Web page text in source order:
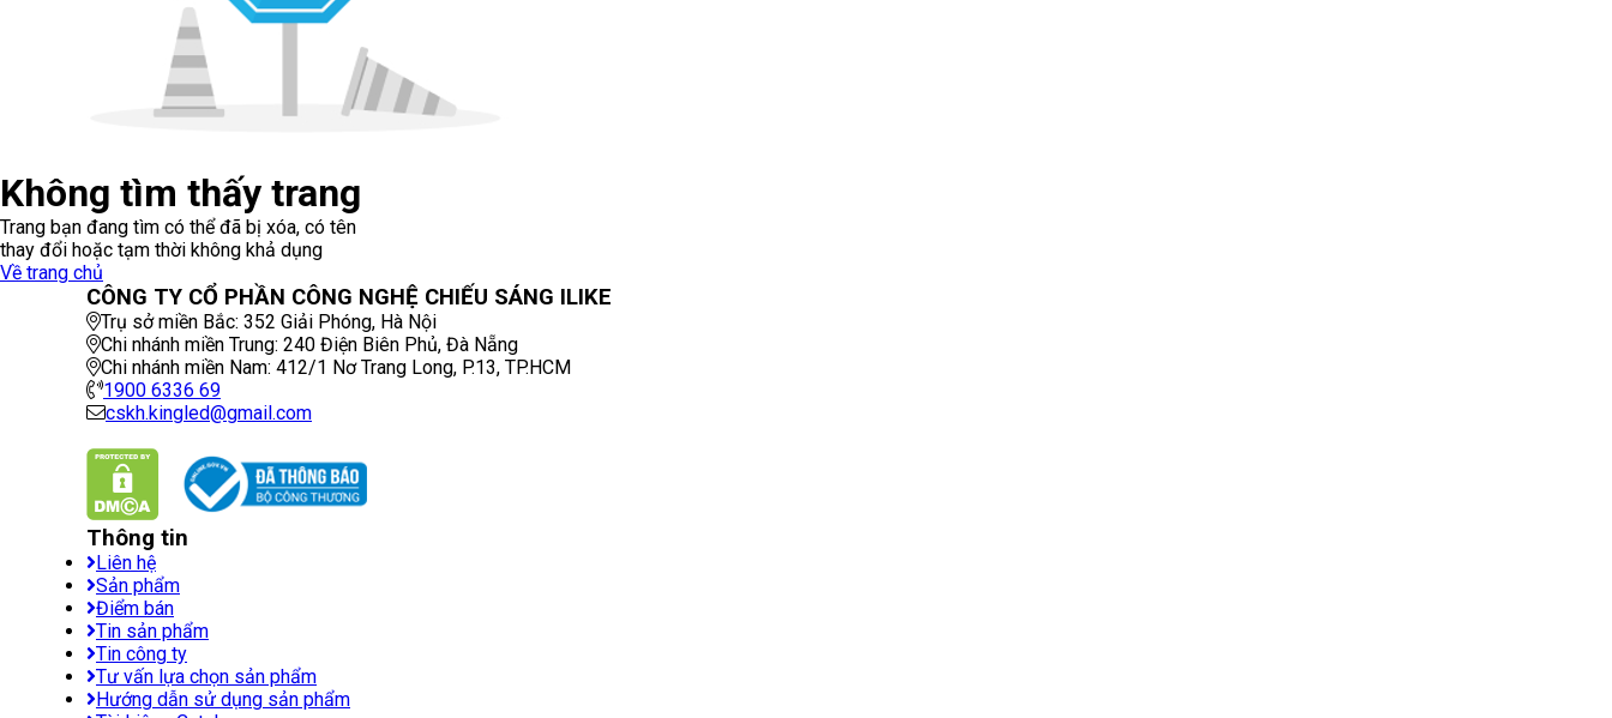
Không tìm thấy trang
Trang bạn đang tìm có thể đã bị xóa, có tên
thay đổi hoặc tạm thời không khả dụng
Về trang chủ
CÔNG TY CỔ PHẦN CÔNG NGHỆ CHIẾU SÁNG ILIKE
Trụ sở miền Bắc: 352 Giải Phóng, Hà Nội
Chi nhánh miền Trung: 240 Điện Biên Phủ, Đà Nẵng
Chi nhánh miền Nam: 412/1 Nơ Trang Long, P.13, TP.HCM
1900 6336 69
cskh.kingled@gmail.com
Thông tin
Liên hệ
Sản phẩm
Điểm bán
Tin sản phẩm
Tin công ty
Tư vấn lựa chọn sản phẩm
Hướng dẫn sử dụng sản phẩm